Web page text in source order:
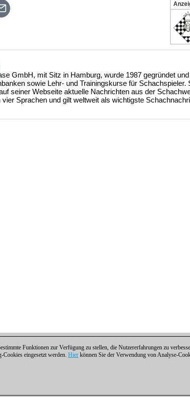
GmbH, mit Sitz in Hamburg, wurde 1987 gegründet
sowie Lehr- und Trainingskurse für Schachspieler.
seiner Webseite aktuelle Nachrichten aus der
Sprachen und gilt weltweit als wichtigste
Funktionen zur Verfügung zu stellen, die Nutzererfahrungen zu
eingesetzt werden. Hier können Sie der Verwendung von Analyse-